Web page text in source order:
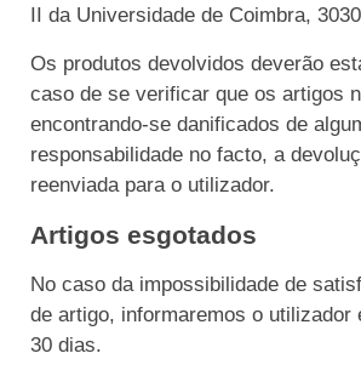
II da Universidade de Coimbra,
Os produtos devolvidos deverão
caso de se verificar que os artigos
encontrando-se danificados de
responsabilidade no facto, a
reenviada para o utilizador.
Artigos esgotados
No caso da impossibilidade de
de artigo, informaremos o
30 dias.